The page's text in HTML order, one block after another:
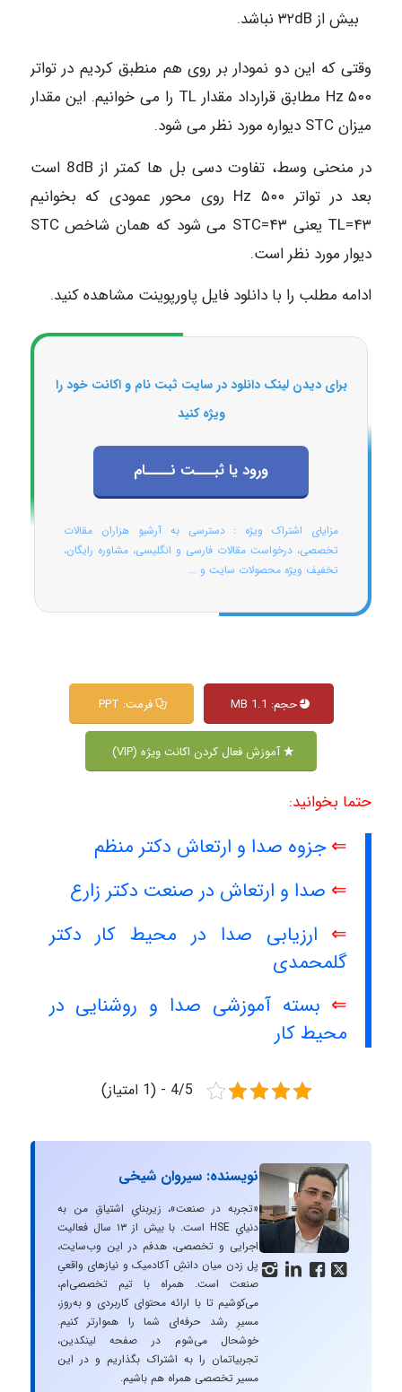
بیش از ۳۲dB نباشد.
وقتی که این دو نمودار بر روی هم منطبق کردیم در تواتر
Hz ۵۰۰ مطابق قرارداد مقدار TL را می خوانیم. این مقدار
میزان STC دیواره مورد نظر می شود.
در منحنی وسط، تفاوت دسی بل ها کمتر از 8dB است
بعد در تواتر Hz ۵۰۰ روی محور عمودی که بخوانیم
۴۳=TL یعنی ۴۳=STC می شود که همان شاخص STC
دیوار مورد نظر است.
ادامه مطلب را با دانلود فایل پاورپوینت مشاهده کنید.
برای دیدن لینک دانلود در سایت ثبت نام و اکانت خود را
ویژه کنید
ورود یا ثبـــت نــــام
مزایای اشتراک ویژه : دسترسی به آرشیو هزاران مقالات
تخصصی، درخواست مقالات فارسی و انگلیسی، مشاوره رایگان،
تخفیف ویژه محصولات سایت و ...
حجم: 1.1 MB فرمت: PPT
آموزش فعال کردن اکانت ویژه (VIP)
حتما بخوانید:
⇐جزوه صدا و ارتعاش دکتر منظم
⇐ صدا و ارتعاش در صنعت دکتر زارع
⇐ ارزیابی صدا در محیط کار دکتر
گلمحمدی
⇐ بسته آموزشی صدا و روشنایی در
محیط کار
4/5 - (1 امتیاز)
   
نویسنده: سیروان شیخی
«تجربه در صنعت»، زیربنایِ اشتیاقِ من به
دنیایِ HSE است. با بیش از ۱۳ سال فعالیت
اجرایی و تخصصی، هدفم در این وب‌سایت،
پل زدن میان دانشِ آکادمیک و نیازهای واقعیِ
صنعت است. همراه با تیم تخصصی‌ام،
می‌کوشیم تا با ارائه محتوای کاربردی و به‌روز،
مسیرِ رشد حرفه‌ای شما را هموارتر کنیم.
خوشحال می‌شوم در صفحه لینکدین،
تجربیاتمان را به اشتراک بگذاریم و در این
مسیر تخصصی همراه هم باشیم.